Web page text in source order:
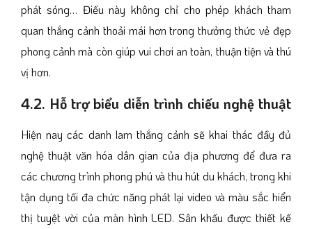
phát sóng… Điều này không chỉ cho phép khách tham
quan thắng cảnh thoải mái hơn trong thưởng thức vẻ đẹp
phong cảnh mà còn giúp vui chơi an toàn, thuận tiện và thú
vị hơn.
4.2. Hỗ trợ biểu diễn trình chiếu nghệ thuật
Hiện nay các danh lam thắng cảnh sẽ khai thác đầy đủ
nghệ thuật văn hóa dân gian của địa phương để đưa ra
các chương trình phong phú và thu hút du khách, trong khi
tận dụng tối đa chức năng phát lại video và màu sắc hiển
thị tuyệt vời của màn hình LED. Sân khấu được thiết kế